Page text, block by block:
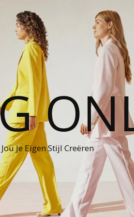
Je Eigen Stijl Creëren